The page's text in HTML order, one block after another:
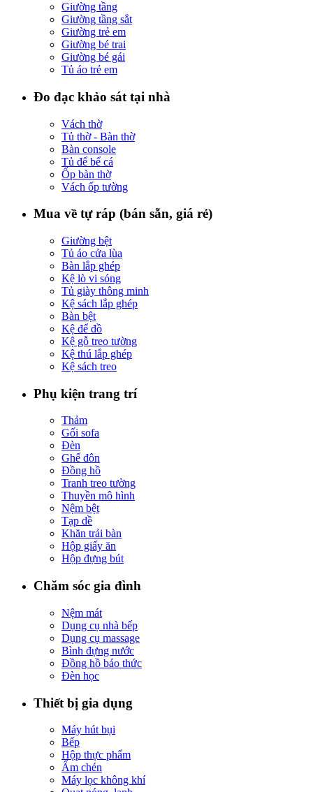
Giường tầng
Giường tầng sắt
Giường trẻ em
Giường bé trai
Giường bé gái
Tủ áo trẻ em
Đo đạc khảo sát tại nhà
Vách thờ
Tủ thờ - Bàn thờ
Bàn console
Tủ để bể cá
Ốp bàn thờ
Vách ốp tường
Mua về tự ráp (bán sẵn, giá rẻ)
Giường bệt
Tủ áo cửa lùa
Bàn lắp ghép
Kệ lò vi sóng
Tủ giày thông minh
Kệ sách lắp ghép
Bàn bệt
Kệ để đồ
Kệ gỗ treo tường
Kệ thú lắp ghép
Kệ sách treo
Phụ kiện trang trí
Thảm
Gối sofa
Đèn
Ghế đôn
Đồng hồ
Tranh treo tường
Thuyền mô hình
Nệm bệt
Tạp dề
Khăn trải bàn
Hộp giấy ăn
Hộp đựng bút
Chăm sóc gia đình
Nệm mát
Dụng cụ nhà bếp
Dụng cụ massage
Bình đựng nước
Đồng hồ báo thức
Đèn học
Thiết bị gia dụng
Máy hút bụi
Bếp
Hộp thực phẩm
Ấm chén
Máy lọc không khí